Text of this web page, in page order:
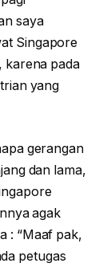
saya
Singapore
karena pada
yang
gerangan
dan lama,
agak
: “Maaf pak,
petugas